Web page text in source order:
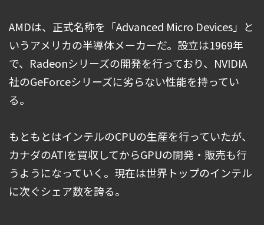
AMDは、正式名称を「Advanced Micro Devices」と
いうアメリカの半導体メーカーだ。設立は1969年
で、Radeonシリーズの開発を行っており、NVIDIA
社のGeForceシリーズに劣らない性能を持ってい
る。
もともとはインテルのCPUの生産を行っていたが、
カナダのATIを買収してからGPUの開発・販売も行
うようになっていく。現在は世界トップのインテル
に次ぐシェア数を誇る。